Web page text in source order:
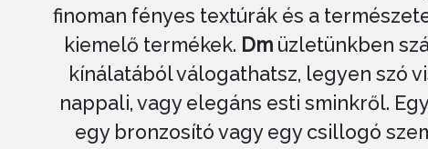
finoman fényes textúrák és a
kiemelő termékek. Dmüzletünkben
kínálatából válogathatsz, legyen szó
nappali, vagy elegáns esti sminkről.
egy bronzosító vagy egy csillogó